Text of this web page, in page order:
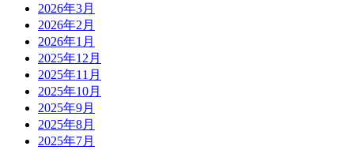
2026年3月
2026年2月
2026年1月
2025年12月
2025年11月
2025年10月
2025年9月
2025年8月
2025年7月